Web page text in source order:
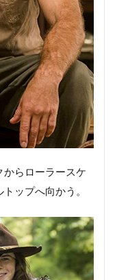
からローラースケ
ップへ向かう。